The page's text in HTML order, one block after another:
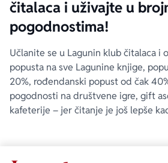
čitalaca i uživajte u
pogodnostima!
Učlanite se u Lagunin klub čitalaca i
popusta na sve Lagunine knjige,
20%, rođendanski popust od čak
pogodnosti na društvene igre, gift
kafeterije – jer čitanje je još lepše